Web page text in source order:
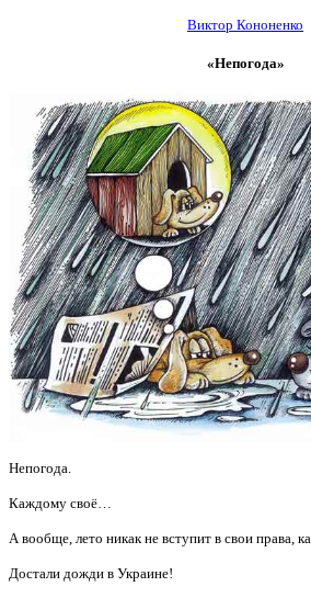
Виктор Кононенко
«Непогода»
Непогода.
Каждому своё…
А вообще, лето никак не вступит в свои права,
Достали дожди в Украине!